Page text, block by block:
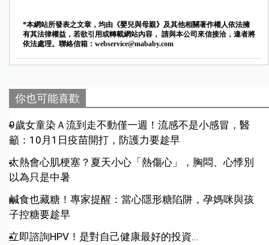
*本網站所發表之文章，均由《嬰兒與母親》及其他相關著作權人依法擁
有其法律權益，若欲引用或轉載網站內容， 請與本公司來信接洽，違者將
依法處理。聯絡信箱： webservice@mababy.com
你也可能喜歡
9歲女童染Ａ流到走不動僅一週！流感不是小感冒，醫
籲：10月1日疫苗開打，防護力要趁早
太熱會心肌梗塞？夏天小心「熱傷心」，胸悶、心悸別
以為只是中暑
鹹食也藏糖！專家提醒：當心隱形糖陷阱，孕媽咪與孩
子控糖要趁早
立即諮詢HPV！是對自己健康最好的投資...